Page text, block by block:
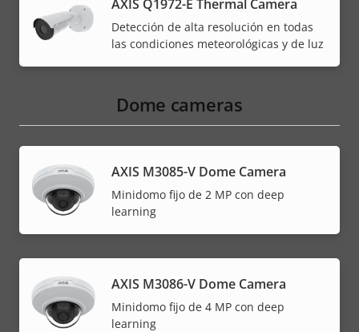
AXIS Q1972-E Thermal Camera
Detección de alta resolución en todas
las condiciones meteorológicas y de luz
Dome cameras
AXIS M3085-V Dome Camera
Minidomo fijo de 2 MP con deep
learning
AXIS M3086-V Dome Camera
Minidomo fijo de 4 MP con deep
learning